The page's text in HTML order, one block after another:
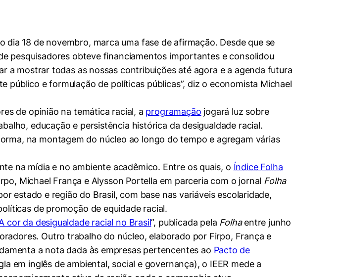
dia 18 de novembro, marca uma fase de afirmação. Desde que se
pesquisadores obteve financiamentos importantes e consolidou
a mostrar todas as nossas contribuições até agora e a agenda futura
e formulação de políticas públicas”, diz o economista Michael
de opinião na temática racial, a programação jogará luz sobre
educação e persistência histórica da desigualdade racial.
na montagem do núcleo ao longo do tempo e agregam várias
na mídia e no ambiente acadêmico. Entre os quais, o Índice Folha
Michael França e Alysson Portella em parceria com o jornal Folha
estado e região do Brasil, com base nas variáveis escolaridade,
de promoção de equidade racial.
cor da desigualdade racial no Brasil”, publicada pela Folhaentre junho
Outro trabalho do núcleo, elaborado por Firpo, França e
a nota dada às empresas pertencentes ao Pacto de
em inglês de ambiental, social e governança), o IEER mede a